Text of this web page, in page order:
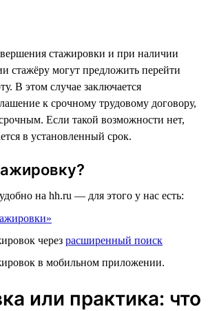
стажировки и при наличии
стажёру могут предложить перейти
В этом случае заключается
к срочному трудовому договору,
Если такой возможности нет,
в установленный срок.
на hh.ru — для этого у нас есть:
через расширенный поиск
в мобильном приложении.
или практика: что